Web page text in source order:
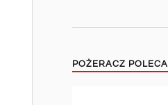
POŻERACZ POLECA